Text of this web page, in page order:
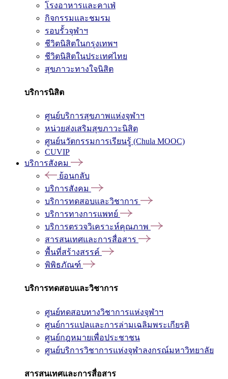
โรงอาหารและคาเฟ่
กิจกรรมและชมรม
รอบรั้วจุฬาฯ
ชีวิตนิสิตในกรุงเทพฯ
ชีวิตนิสิตในประเทศไทย
สุขภาวะทางใจนิสิต
บริการนิสิต
ศูนย์บริการสุขภาพแห่งจุฬาฯ
หน่วยส่งเสริมสุขภาวะนิสิต
ศูนย์นวัตกรรมการเรียนรู้ (Chula MOOC)
CUVIP
บริการสังคม
ย้อนกลับ
บริการสังคม
บริการทดสอบและวิชาการ
บริการทางการแพทย์
บริการตรวจวิเคราะห์คุณภาพ
สารสนเทศและการสื่อสาร
พื้นที่สร้างสรรค์
พิพิธภัณฑ์
บริการทดสอบและวิชาการ
ศูนย์ทดสอบทางวิชาการแห่งจุฬาฯ
ศูนย์การแปลและการล่ามเฉลิมพระเกียรติ
ศูนย์กฎหมายเพื่อประชาชน
ศูนย์บริการวิชาการแห่งจุฬาลงกรณ์มหาวิทยาลัย
สารสนเทศและการสื่อสาร